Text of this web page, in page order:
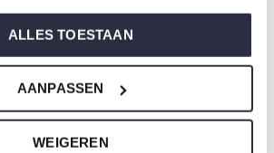
ALLES TOESTAAN
AANPASSEN
WEIGEREN
Jungen
95% Cotton/ 5% Elastane
O57054-42